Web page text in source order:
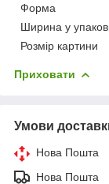
Форма
Ширина у
Розмір картини
Приховати
Умови
Нова Пошта
Нова Пошта